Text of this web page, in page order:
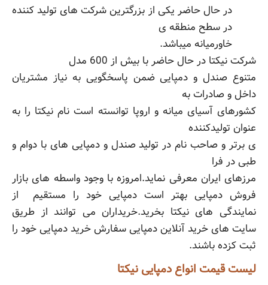
در حال حاضر یکی از بزرگترین شرکت های تولید کننده
در سطح منطقه ی
خاورمیانه میباشد.
شرکت نیکتا در حال حاضر با بیش از 600 مدل
متنوع صندل و دمپایی ضمن پاسخگویی به نیاز مشتریان
داخل و صادرات به
کشورهای آسیای میانه و اروپا توانسته است نام نیکتا را به
عنوان تولیدکننده
ی برتر و صاحب نام در تولید صندل و دمپایی های با دوام و
طبی در فرا
مرزهای ایران معرفی نماید.امروزه با وجود واسطه های بازار
فروش دمپایی بهتر است دمپایی خود را مستقیم از
نمایندگی های نیکتا بخرید.خریداران می توانند از طریق
سایت های خرید آنلاین دمپایی سفارش خرید دمپایی خود را
ثبت کزده باشند.
لیست قیمت انواع دمپایی نیکتا